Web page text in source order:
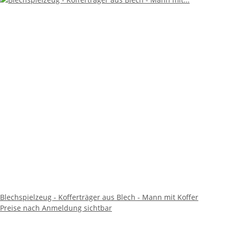
Blechspielzeug - Kofferträger aus Blech - Mann mit Koffer
Preise nach Anmeldung sichtbar